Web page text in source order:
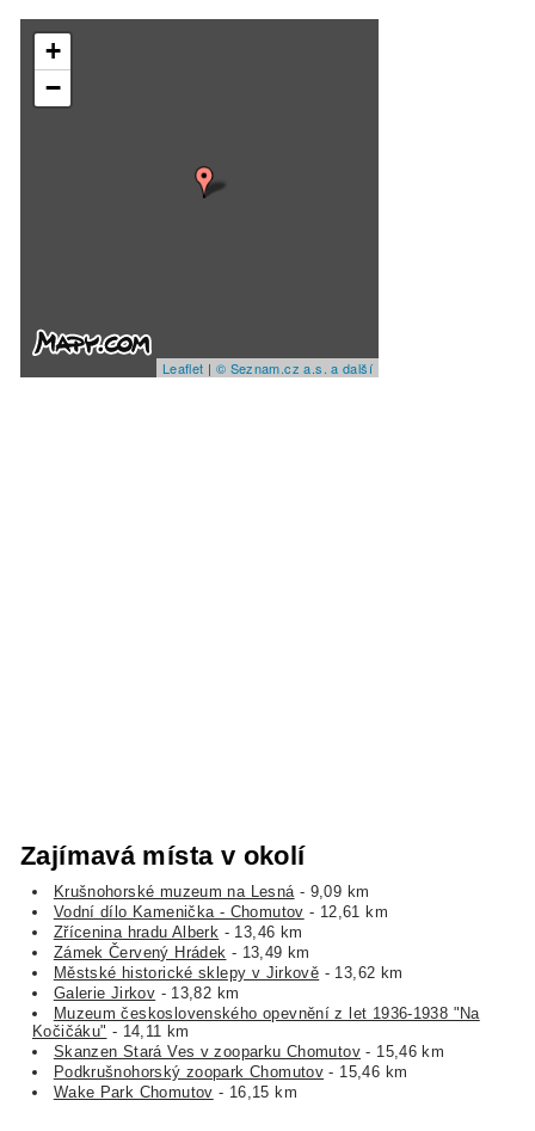
+
−
Leaflet | © Seznam.cz a.s. a další
Zajímavá místa v okolí
Krušnohorské muzeum na Lesná- 9,09 km
Vodní dílo Kamenička - Chomutov - 12,61 km
Zřícenina hradu Alberk - 13,46 km
Zámek Červený Hrádek - 13,49 km
Městské historické sklepy v Jirkově - 13,62 km
Galerie Jirkov - 13,82 km
Muzeum československého opevnění z let 1936-1938 "Na
Kočičáku" - 14,11 km
Skanzen Stará Ves v zooparku Chomutov - 15,46 km
Podkrušnohorský zoopark Chomutov - 15,46 km
Wake Park Chomutov - 16,15 km